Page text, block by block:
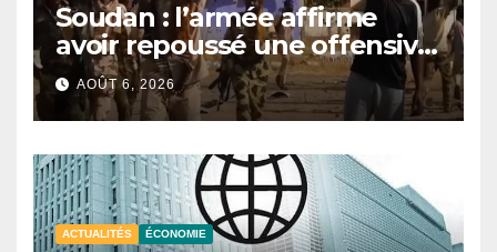
Soudan : l’armée affirme
avoir repoussé une offensive
des FSR au Darfour
occidental
AOÛT 6, 2026
ACTUALITÉS ÉCONOMIE